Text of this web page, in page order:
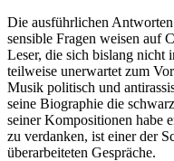
Die ausführlichen
sensible Fragen weisen auf
Leser, die sich bislang nicht
teilweise unerwartet zum
Musik politisch und
seine Biographie die
seiner Kompositionen habe
zu verdanken, ist einer der
überarbeiteten Gespräche.